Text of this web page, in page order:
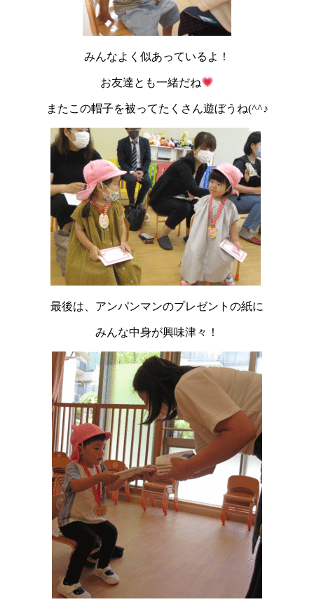
みんなよく似あっているよ！
お友達とも一緒だね
またこの帽子を被ってたくさん遊ぼうね(^^♪
最後は、アンパンマンのプレゼントの紙に
みんな中身が興味津々！